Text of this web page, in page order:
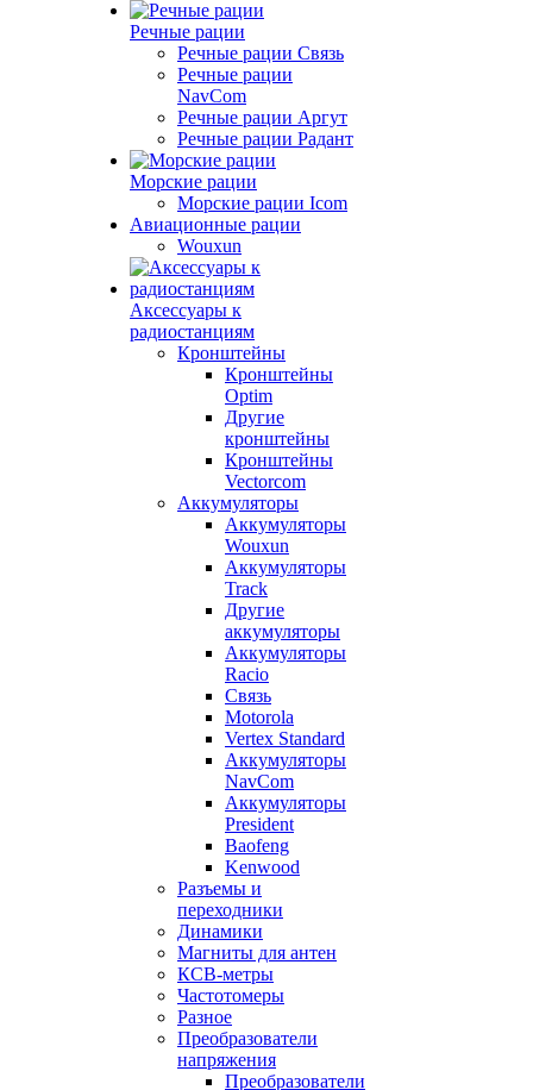
Речные рации
Речные рации Связь
Речные рации
NavCom
Речные рации Аргут
Речные рации Радант
Морские рации
Морские рации Icom
Авиационные рации
Wouxun
Аксессуары к
радиостанциям
Кронштейны
Кронштейны
Optim
Другие
кронштейны
Кронштейны
Vectorcom
Аккумуляторы
Аккумуляторы
Wouxun
Аккумуляторы
Track
Другие
аккумуляторы
Аккумуляторы
Racio
Связь
Motorola
Vertex Standard
Аккумуляторы
NavCom
Аккумуляторы
President
Baofeng
Kenwood
Разъемы и
переходники
Динамики
Магниты для антен
КСВ-метры
Частотомеры
Разное
Преобразователи
напряжения
Преобразователи